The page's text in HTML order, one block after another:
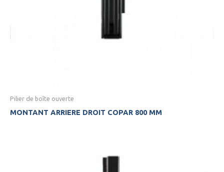
Pilier de boîte ouverte
MONTANT ARRIERE DROIT COPAR 800 MM